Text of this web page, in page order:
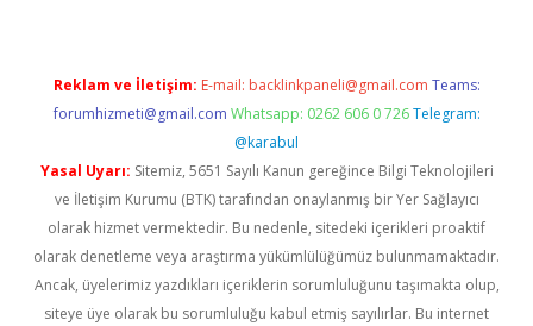
Reklam ve İletişim: E-mail: backlinkpaneli@gmail.com Teams:
forumhizmeti@gmail.com Whatsapp: 0262 606 0 726 Telegram:
@karabul
Yasal Uyarı: Sitemiz, 5651 Sayılı Kanun gereğince Bilgi Teknolojileri
ve İletişim Kurumu (BTK) tarafından onaylanmış bir Yer Sağlayıcı
olarak hizmet vermektedir. Bu nedenle, sitedeki içerikleri proaktif
olarak denetleme veya araştırma yükümlülüğümüz bulunmamaktadır.
Ancak, üyelerimiz yazdıkları içeriklerin sorumluluğunu taşımakta olup,
siteye üye olarak bu sorumluluğu kabul etmiş sayılırlar. Bu internet